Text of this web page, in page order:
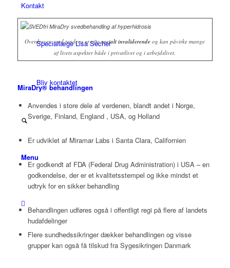
Kontakt
Speciallæge Lisa Secher
Bliv kontaktet
Menu
Overdreven sved tendens er oftesocialt invaliderende og kan påvirke mange
af livets aspekter både i privatlivet og i arbejdslivet.
MiraDry® behandlingen
Anvendes i store dele af verdenen, blandt andet i Norge,
Sverige, Finland, England , USA, og Holland
Er udviklet af Miramar Labs i Santa Clara, Californien
Er godkendt af FDA (Federal Drug Administration) i USA – en
godkendelse, der er et kvalitetsstempel og ikke mindst et
udtryk for en sikker behandling
Behandlingen udføres også i offentligt regi på flere af landets
hudafdelinger
Flere sundhedssikringer dækker behandlingen og visse
grupper kan også få tilskud fra Sygesikringen Danmark